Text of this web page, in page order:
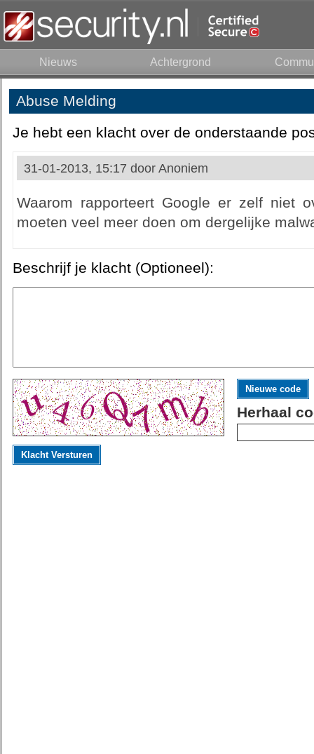
Nieuws Achtergrond
Abuse Melding
Je hebt een klacht over de onderstaande
31-01-2013, 15:17 door Anoniem
Waarom rapporteert Google er zelf niet
moeten veel meer doen om dergelijke
Beschrijf je klacht (Optioneel):
Nieuwe code
Herhaal
Klacht Versturen